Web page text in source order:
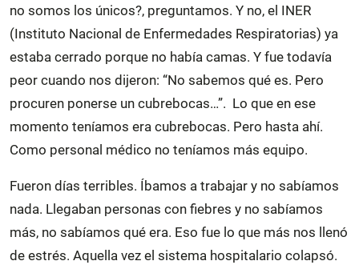
no somos los únicos?, preguntamos. Y no, el INER
(Instituto Nacional de Enfermedades Respiratorias) ya
estaba cerrado porque no había camas. Y fue todavía
peor cuando nos dijeron: “No sabemos qué es. Pero
procuren ponerse un cubrebocas…”. Lo que en ese
momento teníamos era cubrebocas. Pero hasta ahí.
Como personal médico no teníamos más equipo.
Fueron días terribles. Íbamos a trabajar y no sabíamos
nada. Llegaban personas con fiebres y no sabíamos
más, no sabíamos qué era. Eso fue lo que más nos llenó
de estrés. Aquella vez el sistema hospitalario colapsó.